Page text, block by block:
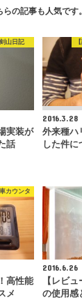
らの記事も人気です。
山日記
実装が
話
2016.3.28
外来種ハ
した件に
カウンタ
高性能
メ
2016.6.26
【レビ
の使用感